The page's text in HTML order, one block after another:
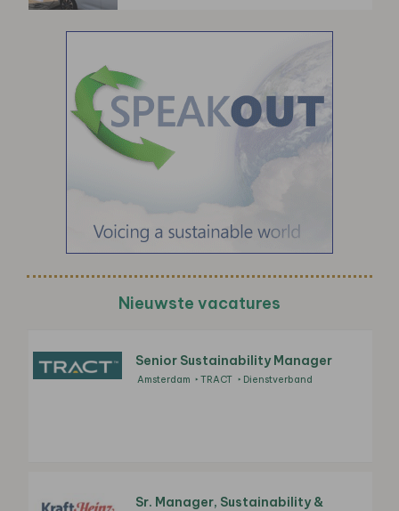
Nieuwste vacatures
Senior Sustainability Manager
Amsterdam TRACT Dienstverband
Sr. Manager, Sustainability &